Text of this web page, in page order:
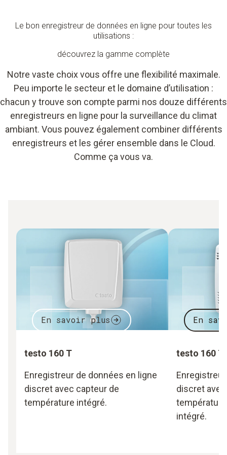
Le bon enregistreur de données en ligne pour toutes les
utilisations :
découvrez la gamme complète
Notre vaste choix vous offre une flexibilité maximale.
Peu importe le secteur et le domaine d’utilisation :
chacun y trouve son compte parmi nos douze différents
enregistreurs en ligne pour la surveillance du climat
ambiant. Vous pouvez également combiner différents
enregistreurs et les gérer ensemble dans le Cloud.
Comme ça vous va.
En savoir plus
testo 160 T
Enregistreur de données en ligne
discret avec capteur de
température intégré.
En
testo 160
discret
intégré.